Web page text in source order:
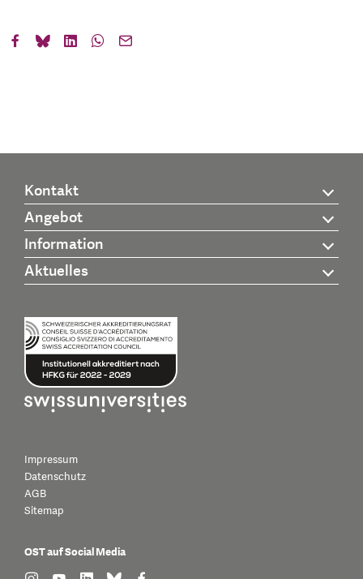
Kontakt
Angebot
Information
Aktuelles
Impressum
Datenschutz
AGB
Sitemap
OST auf Social Media